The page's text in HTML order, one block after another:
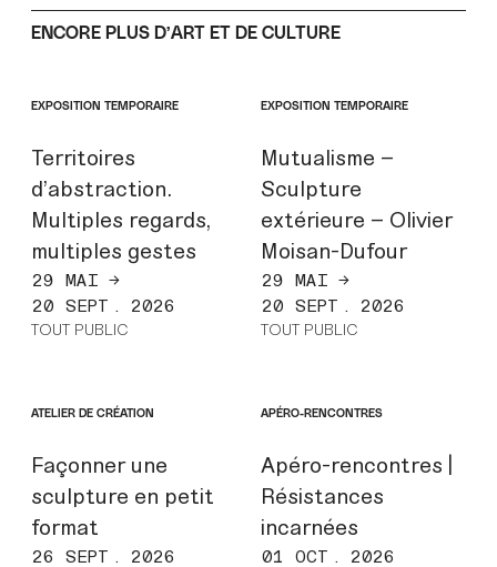
ENCORE PLUS D’ART ET DE CULTURE
EXPOSITION TEMPORAIRE
Territoires
d’abstraction.
Multiples regards,
multiples gestes
29 MAI →
20 SEPT. 2026
TOUT PUBLIC
EXPOSITION TEMPORAIRE
Mutualisme –
Sculpture
extérieure – Olivier
Moisan-Dufour
29 MAI →
20 SEPT. 2026
TOUT PUBLIC
ATELIER DE CRÉATION
Façonner une
sculpture en petit
format
26 SEPT. 2026
APÉRO-RENCONTRES
Apéro-rencontres |
Résistances
incarnées
01 OCT. 2026